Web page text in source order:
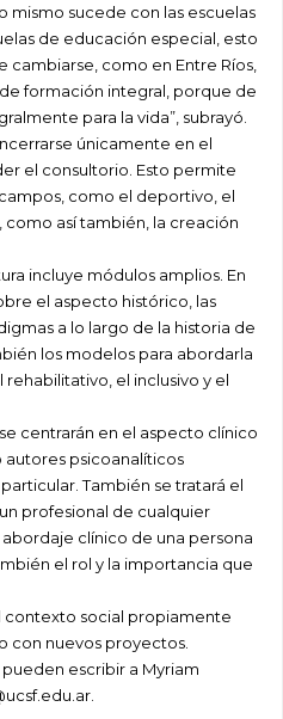
mismo sucede con las escuelas
de educación especial, esto
como en Entre Ríos,
formación integral, porque de
para la vida”, subrayó.
únicamente en el
el consultorio. Esto permite
como el deportivo, el
como así también, la creación
incluye módulos amplios. En
el aspecto histórico, las
a lo largo de la historia de
los modelos para abordarla
el inclusivo y el
centrarán en el aspecto clínico
psicoanalíticos
También se tratará el
profesional de cualquier
clínico de una persona
el rol y la importancia que
contexto social propiamente
con nuevos proyectos.
escribir a Myriam